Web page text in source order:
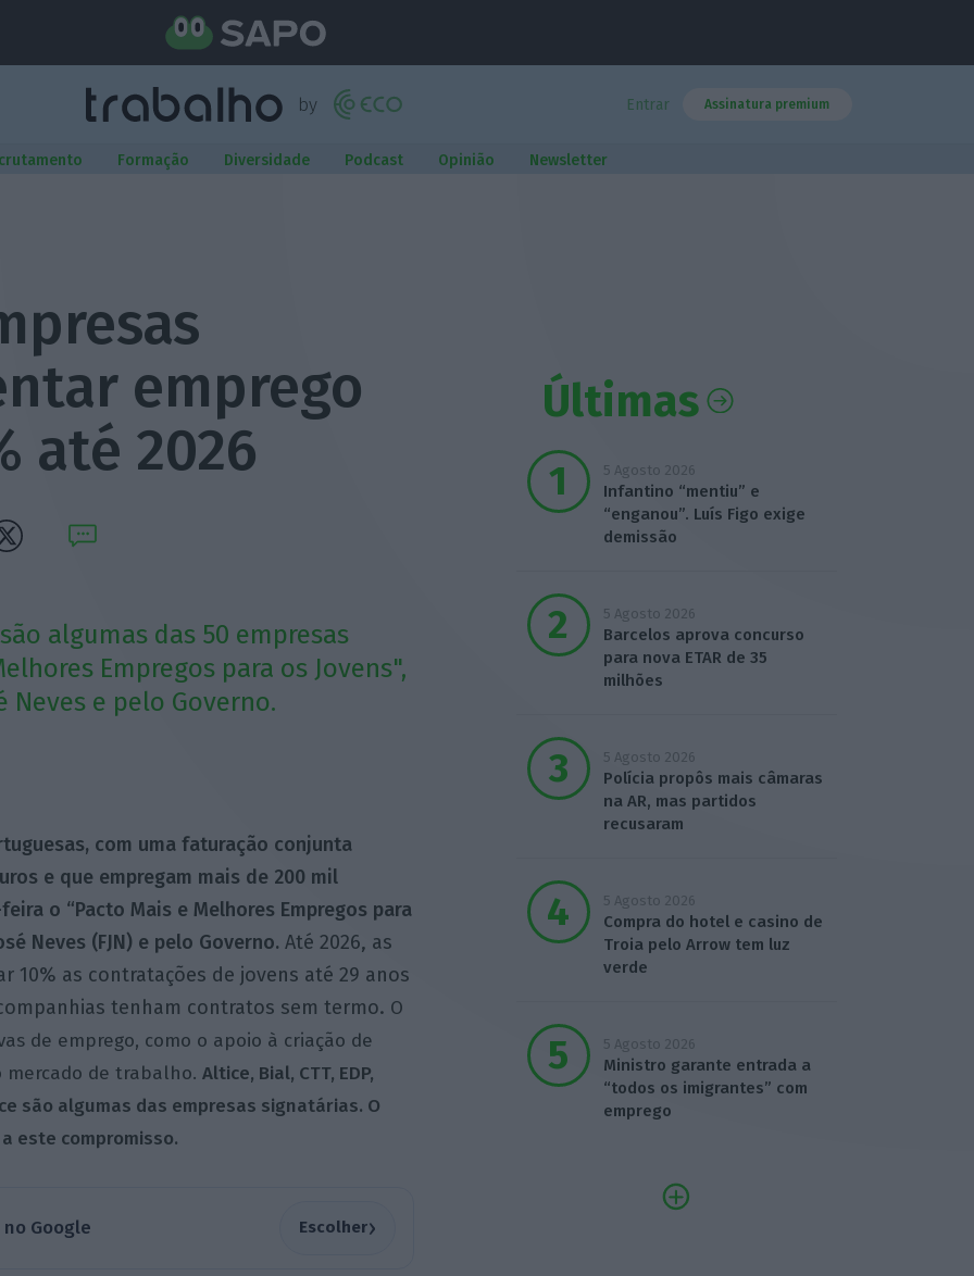
Entrar Assinatura premium
Formação Diversidade Podcast Opinião Newsletter
emprego
até 2026
algumas das 50 empresas
Empregos para os Jovens",
Neves e pelo Governo.
com uma faturação conjunta
e que empregam mais de 200 mil
o “Pacto Mais e Melhores Empregos para
Neves (FJN) e pelo Governo. Até 2026, as
10% as contratações de jovens até 29 anos
tenham contratos sem termo. O
de emprego, como o apoio à criação de
mercado de trabalho. Altice, Bial, CTT, EDP,
são algumas das empresas signatárias. O
este compromisso.
Google Escolher›
Últimas
5 Agosto 2026
Infantino “mentiu” e
“enganou”. Luís Figo exige
demissão
5 Agosto 2026
Barcelos aprova concurso
para nova ETAR de 35
milhões
5 Agosto 2026
Polícia propôs mais câmaras
na AR, mas partidos
recusaram
5 Agosto 2026
Compra do hotel e casino de
Troia pelo Arrow tem luz
verde
5 Agosto 2026
Ministro garante entrada a
“todos os imigrantes” com
emprego